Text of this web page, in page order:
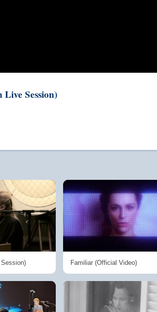
Session)
Familiar (Official Video)